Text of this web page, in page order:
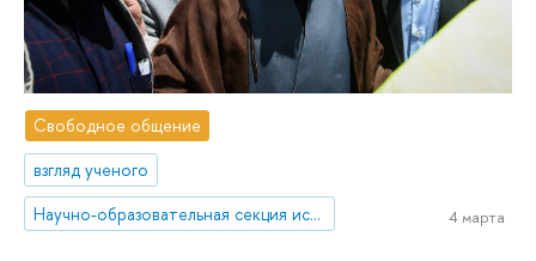
Свободное общение
взгляд ученого
Научно-образовательная секция исследований Ближнего Востока и Северной Африки
4 марта